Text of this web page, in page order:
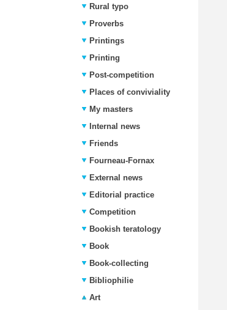
Rural typo
Proverbs
Printings
Printing
Post-competition
Places of conviviality
My masters
Internal news
Friends
Fourneau-Fornax
External news
Editorial practice
Competition
Bookish teratology
Book
Book-collecting
Bibliophilie
Art